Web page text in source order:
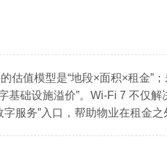
估值模型是“地段×面积×租金”
础设施溢价”。Wi-Fi 7 不仅解
字服务”入口，帮助物业在租金